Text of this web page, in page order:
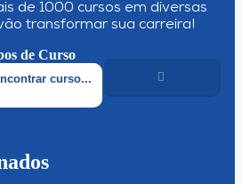
de 1000 cursos em diversas
transformar sua carreira!
de Curso